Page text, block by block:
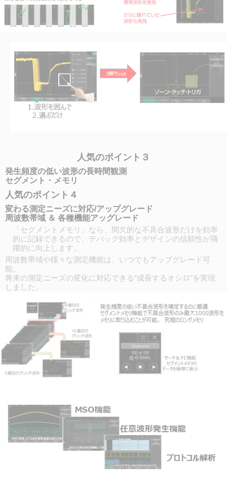
人気のポイント３
発生頻度の低い波形の長時間観測
セグメント・メモリ
人気のポイント４
変わる測定ニーズに対応/アップグレード
周波数帯域 ＆ 各種機能アッグレード
「セグメントメモリ」なら、間欠的な不具合波形だけを効率
的に記録できるので、デバッグ効率とデザインの信頼性が飛
躍的に向上します。
周波数帯域や様々な測定機能は、いつでもアップグレード可
能。
将来の測定ニーズの変化に対応できる“成長するオシロ”を実現
しました。